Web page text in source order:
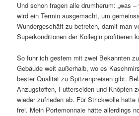
Und schon fragen alle drumherum: „was
wird ein Termin ausgemacht, um
Wundergeschäft zu betreten, damit man
Superkonditionen der Kollegin profitieren
So fuhr ich gestern mit zwei Bekannten
Gebäude weit außerhalb, wo es
bester Qualität zu Spitzenpreisen gibt.
Anzugstoffen, Futterseiden und Knöpfen
wieder zufrieden ab. Für Strickwolle hatte
frei. Mein Portemonnaie hätte allerdings